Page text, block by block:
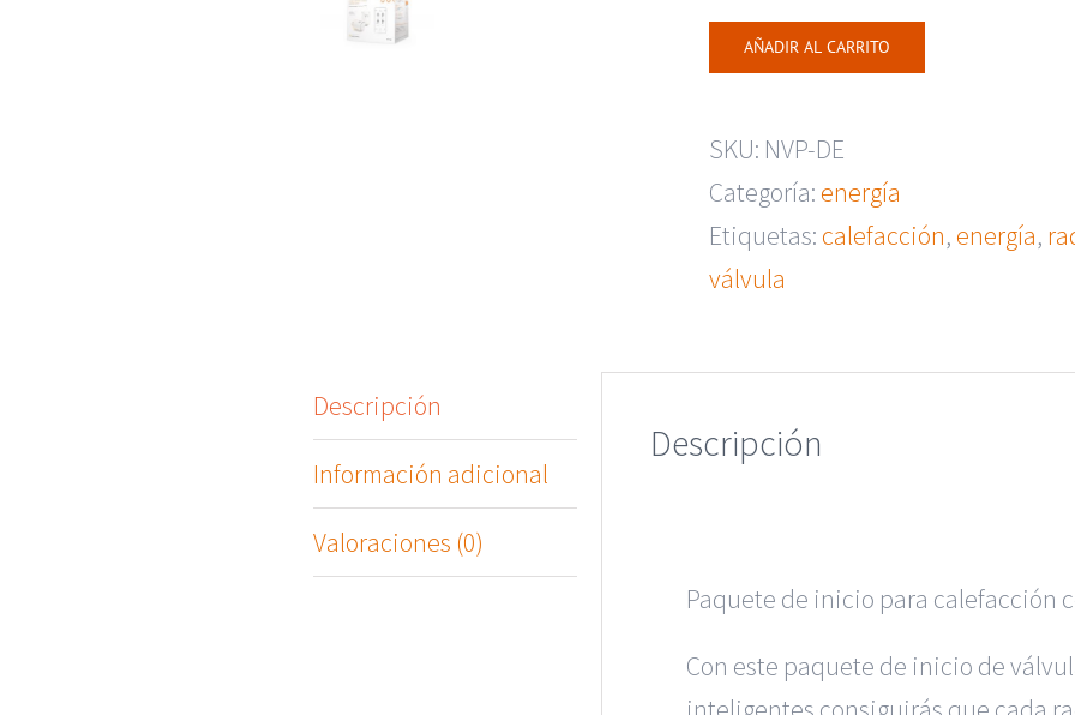
AÑADIR AL CARRITO
SKU: NVP-DE
Categoría: energía
Etiquetas: calefacción, energía,
válvula
Descripción
Información adicional
Valoraciones (0)
Descripción
Paquete de inicio para calefacción
Con este paquete de inicio de